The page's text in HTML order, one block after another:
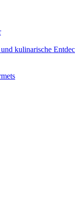
kulinarische